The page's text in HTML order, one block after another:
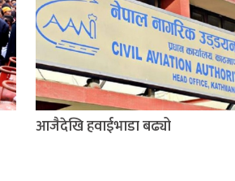
आजैदेखि हवाईभाडा बढ्यो